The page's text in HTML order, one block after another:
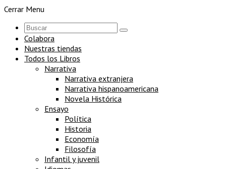
Cerrar Menu
Colabora
Nuestras tiendas
Todos los Libros
Narrativa
Narrativa extranjera
Narrativa hispanoamericana
Novela Histórica
Ensayo
Política
Historia
Economía
Filosofía
Infantil y juvenil